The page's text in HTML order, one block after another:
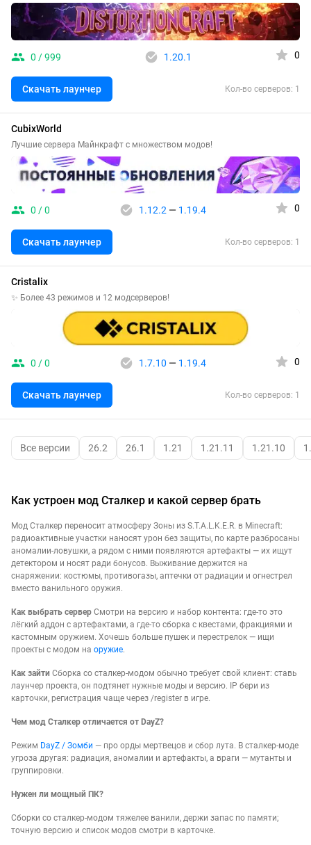
0 / 999 1.20.1 0
Скачать лаунчер Кол-во серверов: 1
CubixWorld
Лучшие сервера Майнкрафт с множеством модов!
0 / 0 1.12.2 — 1.19.4 0
Скачать лаунчер Кол-во серверов: 1
Cristalix
✨ Более 43 режимов и 12 модсерверов!
0 / 0 1.7.10 — 1.19.4 0
Скачать лаунчер Кол-во серверов: 1
Все версии 26.2 26.1 1.21 1.21.11 1.21.10
Как устроен мод Сталкер и какой сервер брать
Мод Сталкер переносит атмосферу Зоны из S.T.A.L.K.E.R. в Minecraft:
радиоактивные участки наносят урон без защиты, по карте разбросаны
аномалии-ловушки, а рядом с ними появляются артефакты — их ищут
детектором и носят ради бонусов. Выживание держится на
снаряжении: костюмы, противогазы, аптечки от радиации и огнестрел
вместо ванильного оружия.
Как выбрать сервер Смотри на версию и набор контента: где-то это
лёгкий аддон с артефактами, а где-то сборка с квестами, фракциями и
кастомным оружием. Хочешь больше пушек и перестрелок — ищи
проекты с модом на оружие.
Как зайти Сборка со сталкер-модом обычно требует свой клиент: ставь
лаунчер проекта, он подтянет нужные моды и версию. IP бери из
карточки, регистрация чаще через /register в игре.
Чем мод Сталкер отличается от DayZ?
Режим DayZ / Зомби — про орды мертвецов и сбор лута. В сталкер-моде
угроза другая: радиация, аномалии и артефакты, а враги — мутанты и
группировки.
Нужен ли мощный ПК?
Сборки со сталкер-модом тяжелее ванили, держи запас по памяти;
точную версию и список модов смотри в карточке.